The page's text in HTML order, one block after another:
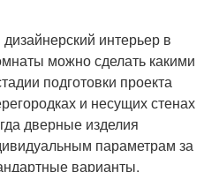
интерьер в
можно сделать какими
подготовки проекта
и несущих стенах
дверные изделия
параметрам за
варианты.